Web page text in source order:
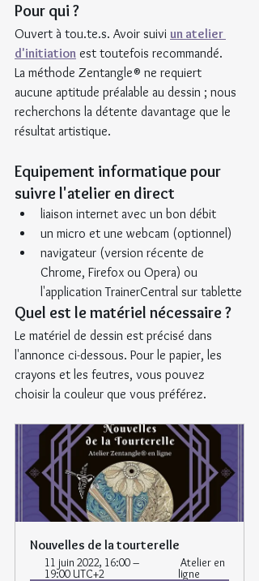
Pour qui ?
Ouvert à tou.te.s. Avoir suivi un atelier
d'initiation est toutefois recommandé.
La méthode Zentangle® ne requiert
aucune aptitude préalable au dessin ; nous
recherchons la détente davantage que le
résultat artistique.
Equipement informatique pour
suivre l'atelier en direct
liaison internet avec un bon débit
un micro et une webcam (optionnel)
navigateur (version récente de
Chrome, Firefox ou Opera) ou
l'application TrainerCentral sur tablette
Quel est le matériel nécessaire ?
Le matériel de dessin est précisé dans
l'annonce ci-dessous. Pour le papier, les
crayons et les feutres, vous pouvez
choisir la couleur que vous préférez.
Nouvelles de la tourterelle
11 juin 2022, 16:00 –
19:00 UTC+2
ligne